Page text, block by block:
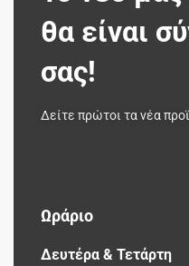
θα είναι
σας!
Δείτε πρώτοι τα νέα
Ωράριο
Δευτέρα & Τετάρτη